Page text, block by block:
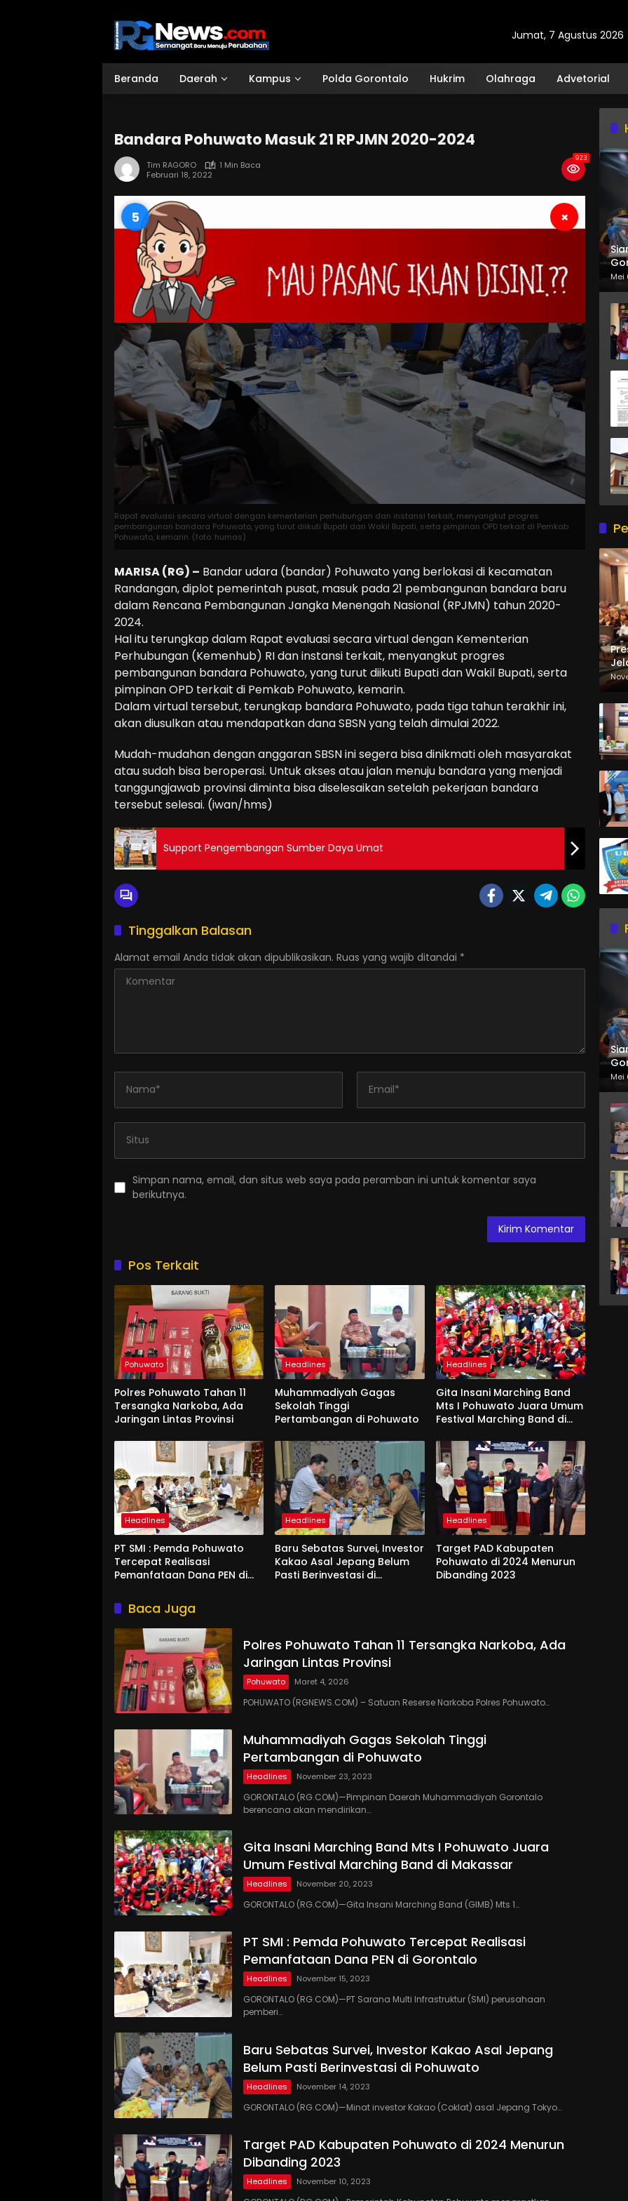
Jumat, 7 Agustus 2026
Beranda Daerah Kampus Polda Gorontalo Hukrim Olahraga Advetorial
Bandara Pohuwato Masuk 21 RPJMN 2020-2024
Tim RAGORO
1 Min Baca
Februari 18, 2022
923
4 ×
Rapat evaluasi secara virtual dengan kementerian perhubungan dan instansi terkait, menyangkut progres
pembangunan bandara Pohuwato, yang turut diikuti Bupati dan Wakil Bupati, serta pimpinan OPD terkait di Pemkab
Pohuwato, kemarin. (foto: humas)
MARISA (RG) – Bandar udara (bandar) Pohuwato yang berlokasi di kecamatan
Randangan, diplot pemerintah pusat, masuk pada 21 pembangunan bandara baru
dalam Rencana Pembangunan Jangka Menengah Nasional (RPJMN) tahun 2020-
2024.
Hal itu terungkap dalam Rapat evaluasi secara virtual dengan Kementerian
Perhubungan (Kemenhub) RI dan instansi terkait, menyangkut progres
pembangunan bandara Pohuwato, yang turut diikuti Bupati dan Wakil Bupati, serta
pimpinan OPD terkait di Pemkab Pohuwato, kemarin.
Dalam virtual tersebut, terungkap bandara Pohuwato, pada tiga tahun terakhir ini,
akan diusulkan atau mendapatkan dana SBSN yang telah dimulai 2022.
Mudah-mudahan dengan anggaran SBSN ini segera bisa dinikmati oleh masyarakat
atau sudah bisa beroperasi. Untuk akses atau jalan menuju bandara yang menjadi
tanggungjawab provinsi diminta bisa diselesaikan setelah pekerjaan bandara
tersebut selesai. (iwan/hms)
Support Pengembangan Sumber Daya Umat
Tinggalkan Balasan
Alamat email Anda tidak akan dipublikasikan. Ruas yang wajib ditandai *
Simpan nama, email, dan situs web saya pada peramban ini untuk komentar saya
berikutnya.
Pos Terkait
Pohuwato
Polres Pohuwato Tahan 11
Tersangka Narkoba, Ada
Jaringan Lintas Provinsi
Headlines
Muhammadiyah Gagas
Sekolah Tinggi
Pertambangan di Pohuwato
Headlines
Gita Insani Marching Band
Mts I Pohuwato Juara Umum
Festival Marching Band di
Headlines
PT SMI : Pemda Pohuwato
Tercepat Realisasi
Pemanfataan Dana PEN di
Headlines
Baru Sebatas Survei, Investor
Kakao Asal Jepang Belum
Pasti Berinvestasi di
Headlines
Target PAD Kabupaten
Pohuwato di 2024 Menurun
Dibanding 2023
Baca Juga
Polres Pohuwato Tahan 11 Tersangka Narkoba, Ada
Jaringan Lintas Provinsi
Pohuwato Maret 4, 2026
POHUWATO (RGNEWS.COM) – Satuan Reserse Narkoba Polres Pohuwato…
Muhammadiyah Gagas Sekolah Tinggi
Pertambangan di Pohuwato
Headlines November 23, 2023
GORONTALO (RG.COM)—Pimpinan Daerah Muhammadiyah Gorontalo
berencana akan mendirikan…
Gita Insani Marching Band Mts I Pohuwato Juara
Umum Festival Marching Band di Makassar
Headlines November 20, 2023
GORONTALO (RG.COM)—Gita Insani Marching Band (GIMB) Mts 1…
PT SMI : Pemda Pohuwato Tercepat Realisasi
Pemanfataan Dana PEN di Gorontalo
Headlines November 15, 2023
GORONTALO (RG.COM)—PT Sarana Multi Infrastruktur (SMI) perusahaan
pemberi…
Baru Sebatas Survei, Investor Kakao Asal Jepang
Belum Pasti Berinvestasi di Pohuwato
Headlines November 14, 2023
GORONTALO (RG.COM)—Minat investor Kakao (Coklat) asal Jepang Tokyo…
Target PAD Kabupaten Pohuwato di 2024 Menurun
Dibanding 2023
Headlines November 10, 2023
Mei
Mei